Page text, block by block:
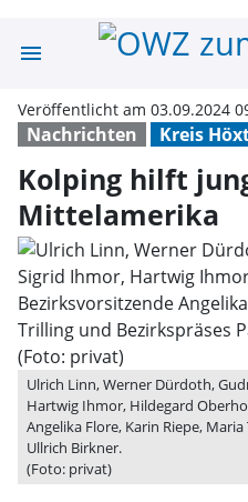
menu
Nachrichten Kreis
Veröffentlicht am 03.09.2024
Kolping hilft
Mittelamerika
Ulrich Linn, Werner Dürdoth,
Hartwig Ihmor, Hildegard
Angelika Flore, Karin Riepe,
Ullrich Birkner.
(Foto: privat)